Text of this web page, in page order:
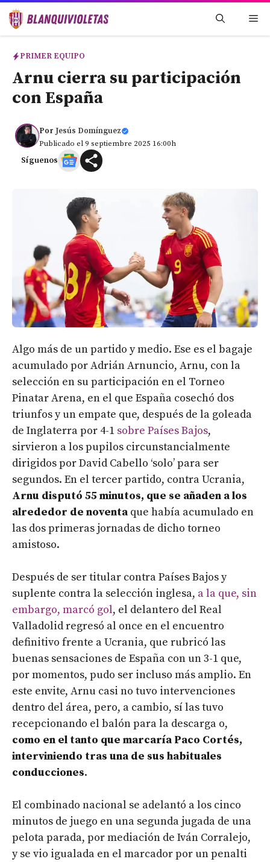
Saltar
PRIMER EQUIPO
Arnu cierra su participación
con España
Por Jesús Domínguez
Publicado el 9 septiembre 2025 16:00h
Síguenos
Algo más de un partido y medio. Ese es el bagaje
acumulado por Adrián Arnuncio, Arnu, con la
selección en su participación en el Torneo
Pinatar Arena, en el que España cosechó dos
triunfos y un empate que, después de la goleada
de Inglaterra por 4-1 sobre Países Bajos,
sirvieron a los pupilos circunstancialmente
dirigidos por David Cabello ‘solo’ para ser
segundos. En el tercer partido, contra Ucrania,
Arnu disputó 55 minutos, que se añaden a los
alrededor de noventa que había acumulado en
las dos primeras jornadas de dicho torneo
amistoso.
Después de ser titular contra Países Bajos y
suplente contra la selección inglesa, a la que, sin
embargo, marcó gol, el delantero del Real
Valladolid regresó al once en el encuentro
definitivo frente a Ucrania, que rubricó las
buenas sensaciones de España con un 3-1 que,
por momentos, pudo ser incluso más amplio. En
este envite, Arnu casi no tuvo intervenciones
dentro del área, pero, a cambio, sí las tuvo
recepcionando el balón para la descarga o,
como en el tanto que marcaría Paco Cortés,
interviniendo tras una de sus habituales
conducciones.
El combinado nacional se adelantó a los cinco
minutos de juego en una segunda jugada de una
pelota parada, por mediación de Iván Corralejo,
y se vio igualada en el marcador por un penalti